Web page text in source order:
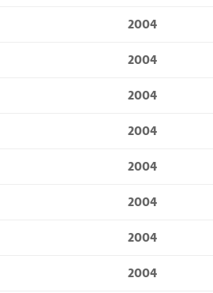
2004
2004
2004
2004
2004
2004
2004
2004